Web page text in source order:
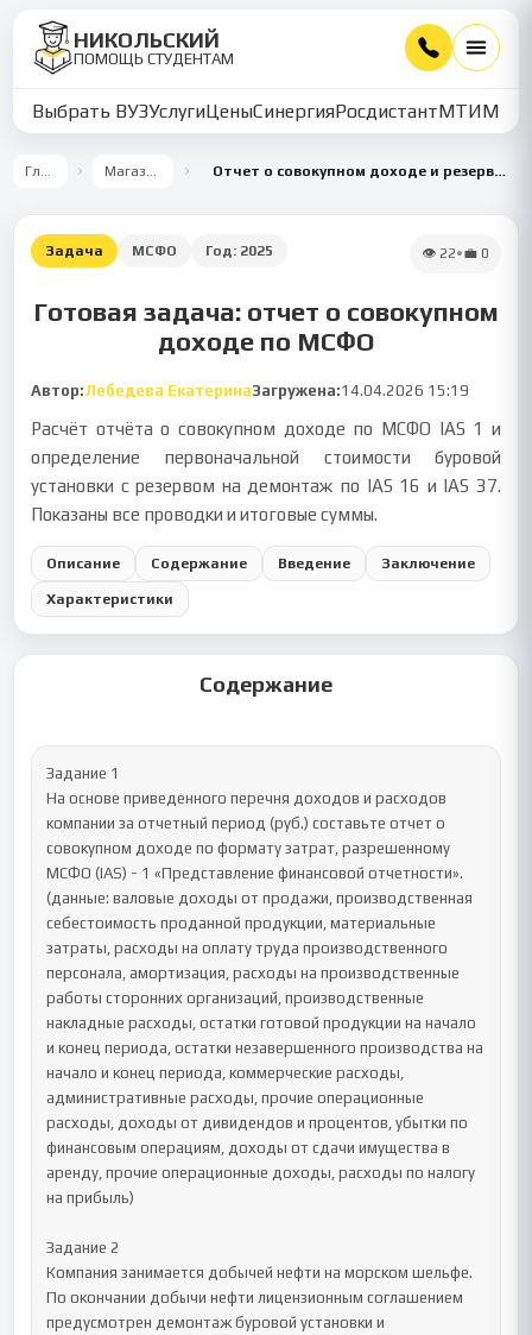
НИКОЛЬСКИЙ
ПОМОЩЬ СТУДЕНТАМ
Выбрать ВУЗУслугиЦеныСинергияРосдистантМТИММУ
Главная Магазин работ Отчет о совокупном доходе и резерв на демонтаж по МСФО
Задача МСФО Год: 2025 👁 22•💼 0
Готовая задача: отчет о совокупном
доходе по МСФО
Автор:Лебедева ЕкатеринаЗагружена:14.04.2026 15:19
Расчёт отчёта о совокупном доходе по МСФО IAS 1 и
определение первоначальной стоимости буровой
установки с резервом на демонтаж по IAS 16 и IAS 37.
Показаны все проводки и итоговые суммы.
Описание Содержание Введение Заключение
Характеристики
Содержание
Задание 1
На основе приведенного перечня доходов и расходов
компании за отчетный период (руб.) составьте отчет о
совокупном доходе по формату затрат, разрешенному
МСФО (IAS) - 1 «Представление финансовой отчетности».
(данные: валовые доходы от продажи, производственная
себестоимость проданной продукции, материальные
затраты, расходы на оплату труда производственного
персонала, амортизация, расходы на производственные
работы сторонних организаций, производственные
накладные расходы, остатки готовой продукции на начало
и конец периода, остатки незавершенного производства на
начало и конец периода, коммерческие расходы,
административные расходы, прочие операционные
расходы, доходы от дивидендов и процентов, убытки по
финансовым операциям, доходы от сдачи имущества в
аренду, прочие операционные доходы, расходы по налогу
на прибыль)
Задание 2
Компания занимается добычей нефти на морском шельфе.
По окончании добычи нефти лицензионным соглашением
предусмотрен демонтаж буровой установки и